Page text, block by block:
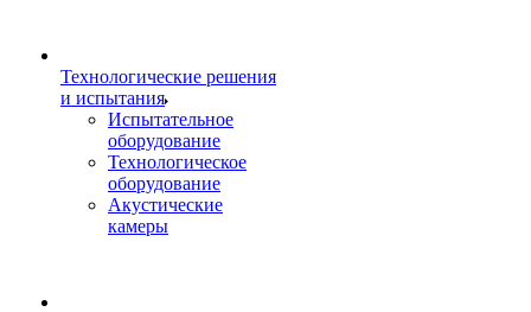
Технологические решения
и испытания
Испытательное
оборудование
Технологическое
оборудование
Акустические
камеры